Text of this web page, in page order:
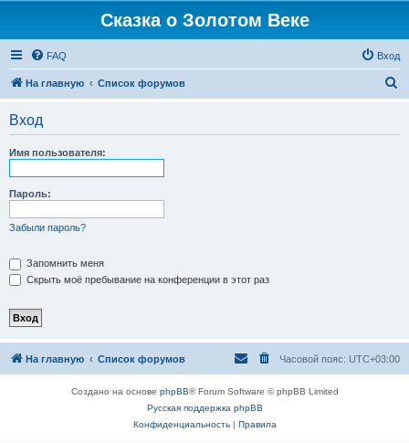
Сказка о Золотом Веке
FAQ Вход
На главную Список форумов
Вход
Имя пользователя:
Пароль:
Забыли пароль?
Запомнить меня
Скрыть моё пребывание на конференции в этот раз
На главную Список форумов Часовой пояс: UTC+03:00
Создано на основе phpBB® Forum Software © phpBB Limited
Русская поддержка phpBB
Конфиденциальность| Правила